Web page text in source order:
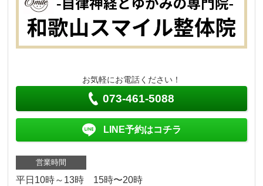
お気軽にお電話ください！
073-461-5088
LINE予約はコチラ
営業時間
平日10時～13時 15時〜20時